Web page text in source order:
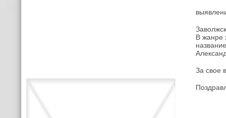
В жанре
За свое